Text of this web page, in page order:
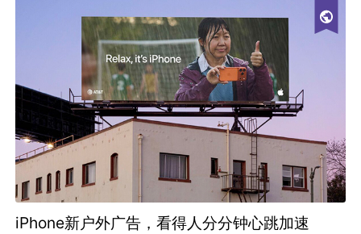
iPhone新户外广告，看得人分分钟心跳加速